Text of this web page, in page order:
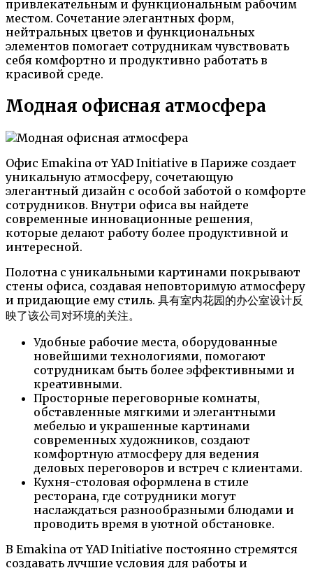
привлекательным и функциональным рабочим
местом. Сочетание элегантных форм,
нейтральных цветов и функциональных
элементов помогает сотрудникам чувствовать
себя комфортно и продуктивно работать в
красивой среде.
Модная офисная атмосфера
Офис Emakina от YAD Initiative в Париже создает
уникальную атмосферу, сочетающую
элегантный дизайн с особой заботой о комфорте
сотрудников. Внутри офиса вы найдете
современные инновационные решения,
которые делают работу более продуктивной и
интересной.
Полотна с уникальными картинами покрывают
стены офиса, создавая неповторимую атмосферу
и придающие ему стиль. 具有室内花园的办公室设计反
映了该公司对环境的关注。
Удобные рабочие места, оборудованные
новейшими технологиями, помогают
сотрудникам быть более эффективными и
креативными.
Просторные переговорные комнаты,
обставленные мягкими и элегантными
мебелью и украшенные картинами
современных художников, создают
комфортную атмосферу для ведения
деловых переговоров и встреч с клиентами.
Кухня-столовая оформлена в стиле
ресторана, где сотрудники могут
наслаждаться разнообразными блюдами и
проводить время в уютной обстановке.
В Emakina от YAD Initiative постоянно стремятся
создавать лучшие условия для работы и